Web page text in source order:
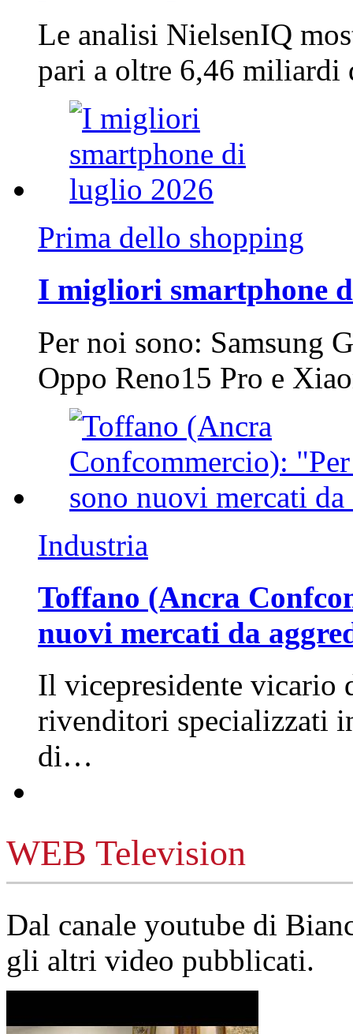
Le analisi NielsenIQ
pari a oltre 6,46
Prima dello shopping
I migliori smartphone
Per noi sono: Samsung
Oppo Reno15 Pro e
Industria
Toffano (Ancra
nuovi mercati da
Il vicepresidente vicario
rivenditori specializzati
di…
WEB Television
Dal canale youtube di
gli altri video pubblicati.